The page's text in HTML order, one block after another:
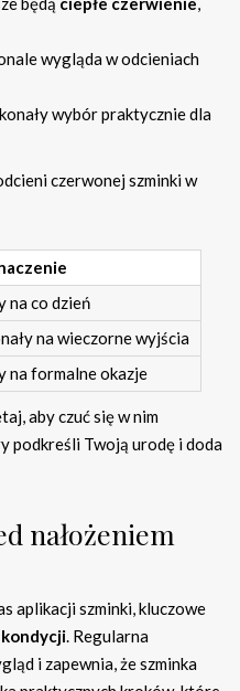
wygląda w odcieniach
wybór praktycznie dla
czerwonej szminki w
na co dzień
na wieczorne wyjścia
na formalne okazje
aby czuć się w nim
podkreśli Twoją urodę i doda
nałożeniem
aplikacji szminki, kluczowe
kondycji. Regularna
i zapewnia, że szminka